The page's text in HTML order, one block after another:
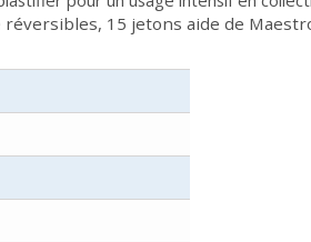
15 jetons aide de